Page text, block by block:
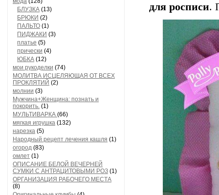
БЛУЗКА (13)
БРЮКИ (2)
ПАЛЬТО (1)
ПИДЖАКИ (3)
платье (5)
прически (4)
ЮБКА (12)
мои рукоделки (74)
МОЛИТВА ИСЦЕЛЯЮЩАЯ ОТ ВСЕХ
ПРОКЛЯТИЙ (2)
молнии (3)
Мужчина+Женщина: познать и
покорить. (1)
МУЛЬТИВАРКА (66)
мягкая игрушка (132)
нарезка (5)
Народный рецепт лечения кашля (1)
огород (83)
омлет (1)
ОПИСАНИЕ БЕЛОЙ ВЕЧЕРНЕЙ
СУМКИ С АНТРАЦИТОВЫМИ РОЗ (1)
ОРГАНИЗАЦИЯ РАБОЧЕГО МЕСТА
(8)
для росписи.